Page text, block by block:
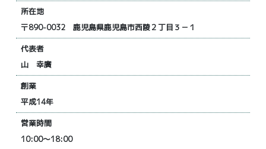
所在地
〒890-0032 鹿児島県鹿児島市西陵２丁目３－１
代表者
山 幸廣
創業
平成14年
営業時間
10:00～18:00